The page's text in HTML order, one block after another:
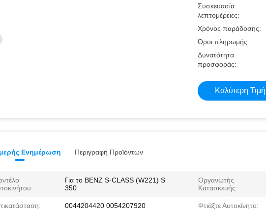
Συσκευασία
λεπτομέρειες:
Χρόνος παράδοσης:
Όροι πληρωμής:
Δυνατότητα
προσφοράς:
Καλύτερη Τιμή
Ενημέρωση Περιγραφή Προϊόντων
Για το BENZ S-CLASS (W221) S
350
Οργανωτής
Κατασκευής:
0044204420 0054207920 Φτιάξτε Αυτοκίνητο: